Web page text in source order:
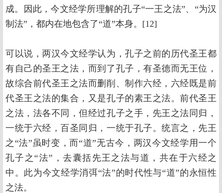
成。因此，今文经学所理解的孔子“一王之法”、“为汉
制法”，都内在地包含了“道”本身。[12]
可以说，两汉今文经学认为，孔子之前的历代圣王都
有自己的圣王之法，而到了孔子，有圣德而无王位，
故综合前代圣王之法而删削、制作六经，六经既是前
代圣王之法的集合，又是孔子的素王之法。前代圣王
之法，法各不同，但经过孔子之手，先王之法同归，
一统于六经，百圣同归，一统于孔子。统言之，先王
之“法”虽时变，而“道”无古今，两汉今文经学用一个
孔子之“法”，去囊括先王之法与道，共在于六经之
中。此为今文经学消弭“法”的时代性与“道”的永恒性
之法。